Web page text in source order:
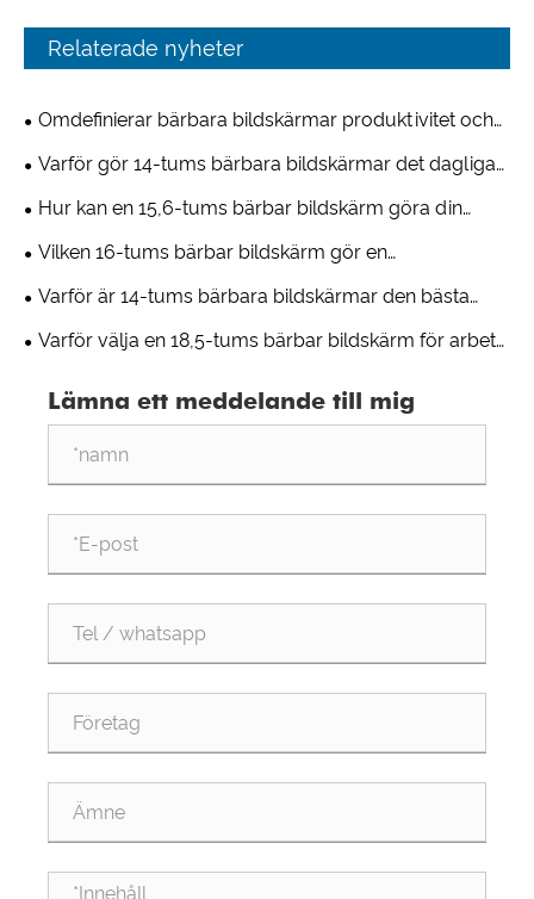
Relaterade nyheter
Omdefinierar bärbara bildskärmar produktivitet och
underhållning för flera enheter?
Varför gör 14-tums bärbara bildskärmar det dagliga
arbetet så mycket enklare?
Hur kan en 15,6-tums bärbar bildskärm göra din
installation riktigt mobil?
Vilken 16-tums bärbar bildskärm gör en
arbetsuppställning verkligen bekväm?
Varför är 14-tums bärbara bildskärmar den bästa
platsen för resor och hybridarbete?
Varför välja en 18,5-tums bärbar bildskärm för arbete
Lämna ett meddelande till mig